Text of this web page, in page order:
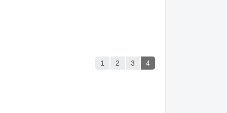
1 2 3 4